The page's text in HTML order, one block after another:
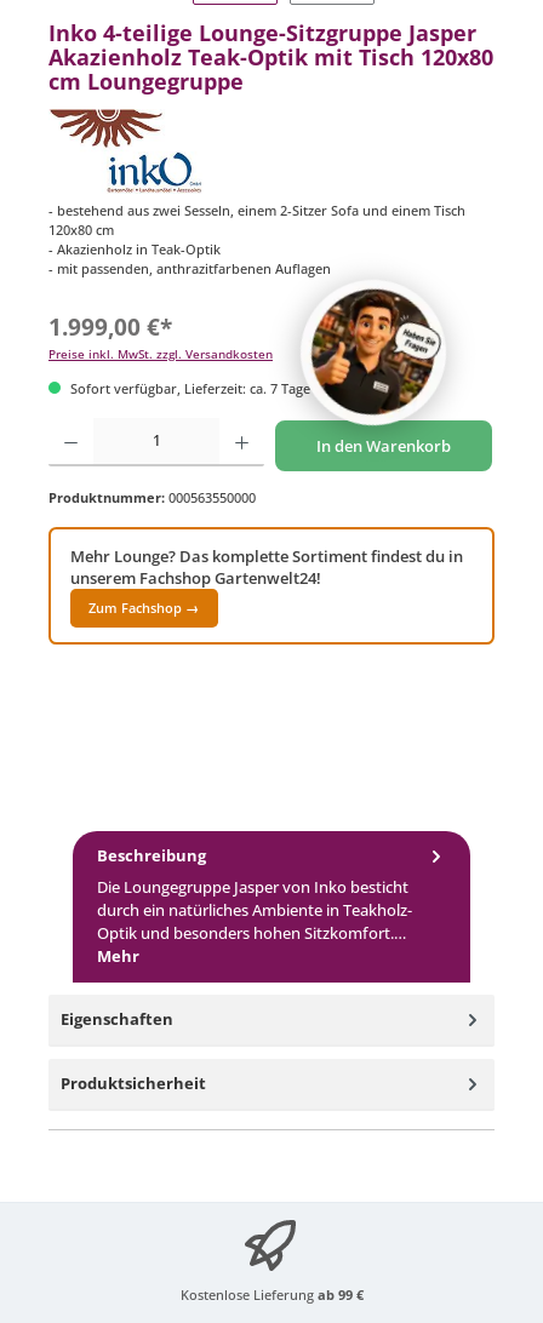
Inko 4-teilige Lounge-Sitzgruppe Jasper
Akazienholz Teak-Optik mit Tisch 120x80
cm Loungegruppe
- bestehend aus zwei Sesseln, einem 2-Sitzer Sofa und einem Tisch
120x80 cm
- Akazienholz in Teak-Optik
- mit passenden, anthrazitfarbenen Auflagen
1.999,00 €*
Preise inkl. MwSt. zzgl. Versandkosten
Sofort verfügbar, Lieferzeit: ca. 7 Tage
Produkt Anzahl: Gib den gewünschten Wert ein oder benutze die Schaltflächen um
In den Warenkorb
Produktnummer: 000563550000
Mehr Lounge? Das komplette Sortiment findest du in
unserem Fachshop Gartenwelt24!
Zum Fachshop →
Beschreibung
Die Loungegruppe Jasper von Inko besticht
durch ein natürliches Ambiente in Teakholz-
Optik und besonders hohen Sitzkomfort.…
Mehr
Eigenschaften
Produktsicherheit
Kostenlose Lieferung ab 99 €